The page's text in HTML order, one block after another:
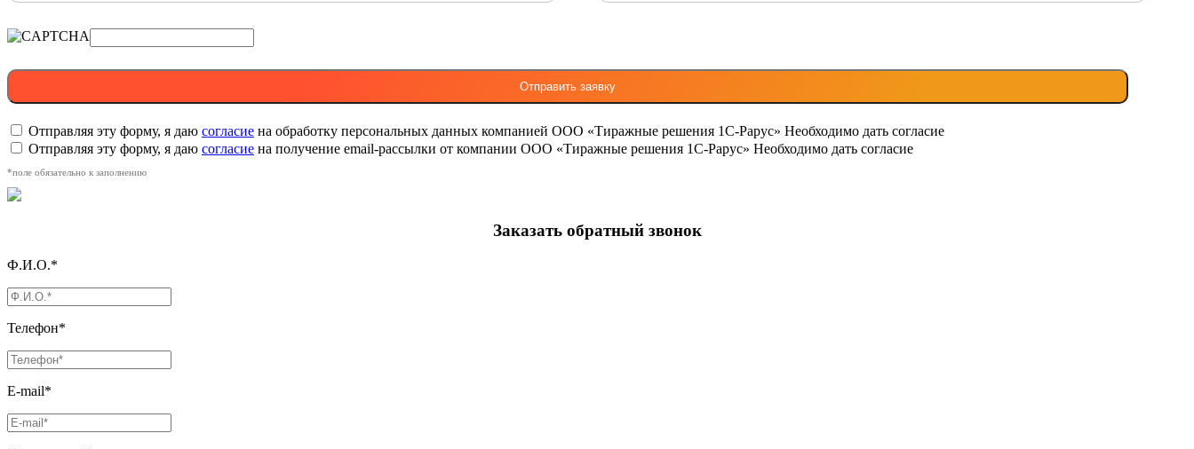
Отправляя эту форму, я даю согласие на обработку персональных данных компанией ООО «Тиражные решения 1С-Рарус» Необходимо дать согласие
Отправляя эту форму, я даю согласие на получение email-рассылки от компании ООО «Тиражные решения 1С-Рарус» Необходимо дать согласие
*поле обязательно к заполнению
Заказать обратный звонок
Ф.И.О.*
Телефон*
E-mail*